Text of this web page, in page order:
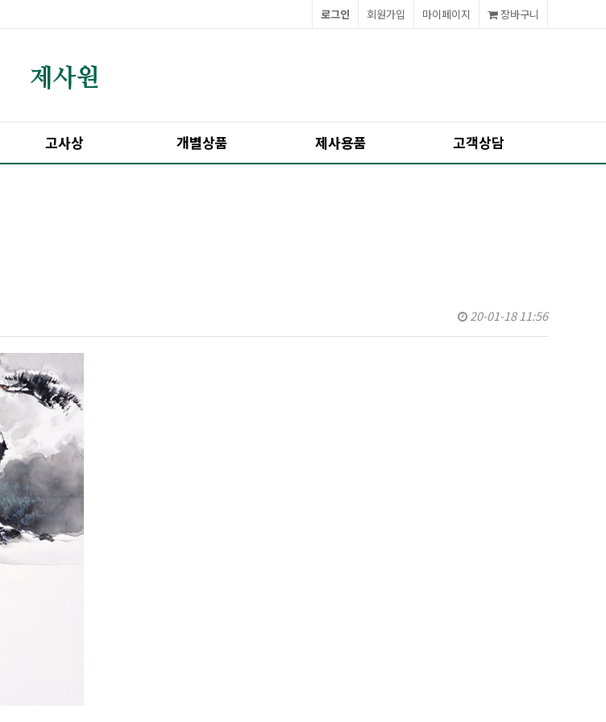
장바구니
마이페이지
회원가입
로그인
고사상 개별상품 제사용품 고객상담
20-01-18 11:56